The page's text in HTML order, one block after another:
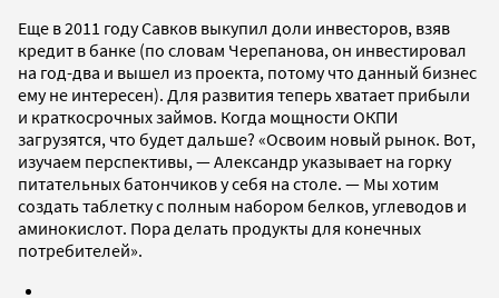
Еще в 2011 году Савков выкупил доли инвесторов, взяв
кредит в банке (по словам Черепанова, он инвестировал
на год-два и вышел из проекта, потому что данный бизнес
ему не интересен). Для развития теперь хватает прибыли
и краткосрочных займов. Когда мощности ОКПИ
загрузятся, что будет дальше? «Освоим новый рынок. Вот,
изучаем перспективы, — Александр указывает на горку
питательных батончиков у себя на столе. — Мы хотим
создать таблетку с полным набором белков, углеводов и
аминокислот. Пора делать продукты для конечных
потребителей».